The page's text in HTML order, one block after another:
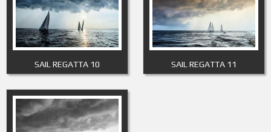
SAIL REGATTA 10 SAIL REGATTA 11